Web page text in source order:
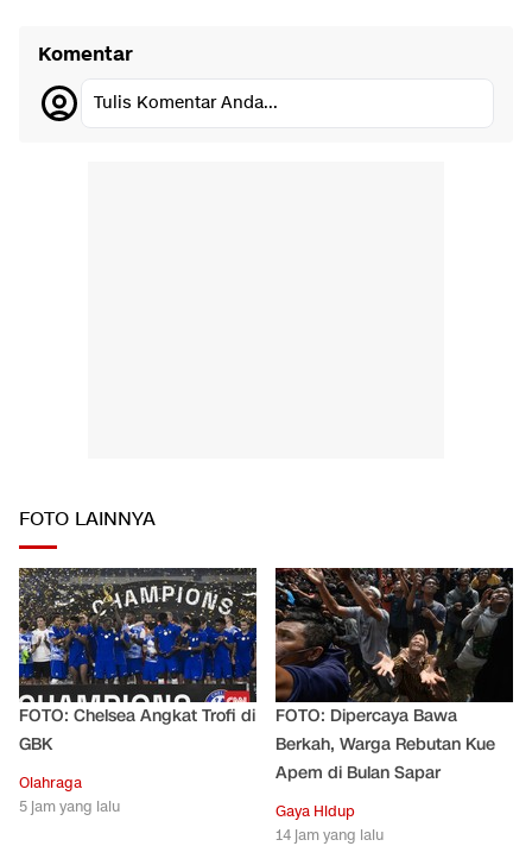
Komentar
Tulis Komentar Anda...
FOTO LAINNYA
FOTO: Chelsea Angkat Trofi di
GBK
Olahraga
5 jam yang lalu
FOTO: Dipercaya Bawa
Berkah, Warga Rebutan Kue
Apem di Bulan Sapar
Gaya Hidup
14 jam yang lalu